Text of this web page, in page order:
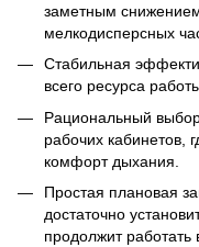
заметным
мелкодисперсных
Стабильная
всего ресурса
Рациональный
рабочих кабинетов,
комфорт дыхания.
Простая плановая
достаточно
продолжит